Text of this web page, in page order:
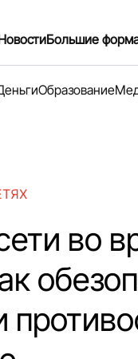
Большие
Образование
во